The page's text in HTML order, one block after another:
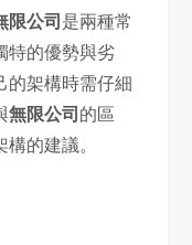
限公司是兩種常
特的優勢與劣
的架構時需仔細
無限公司的區
的建議。